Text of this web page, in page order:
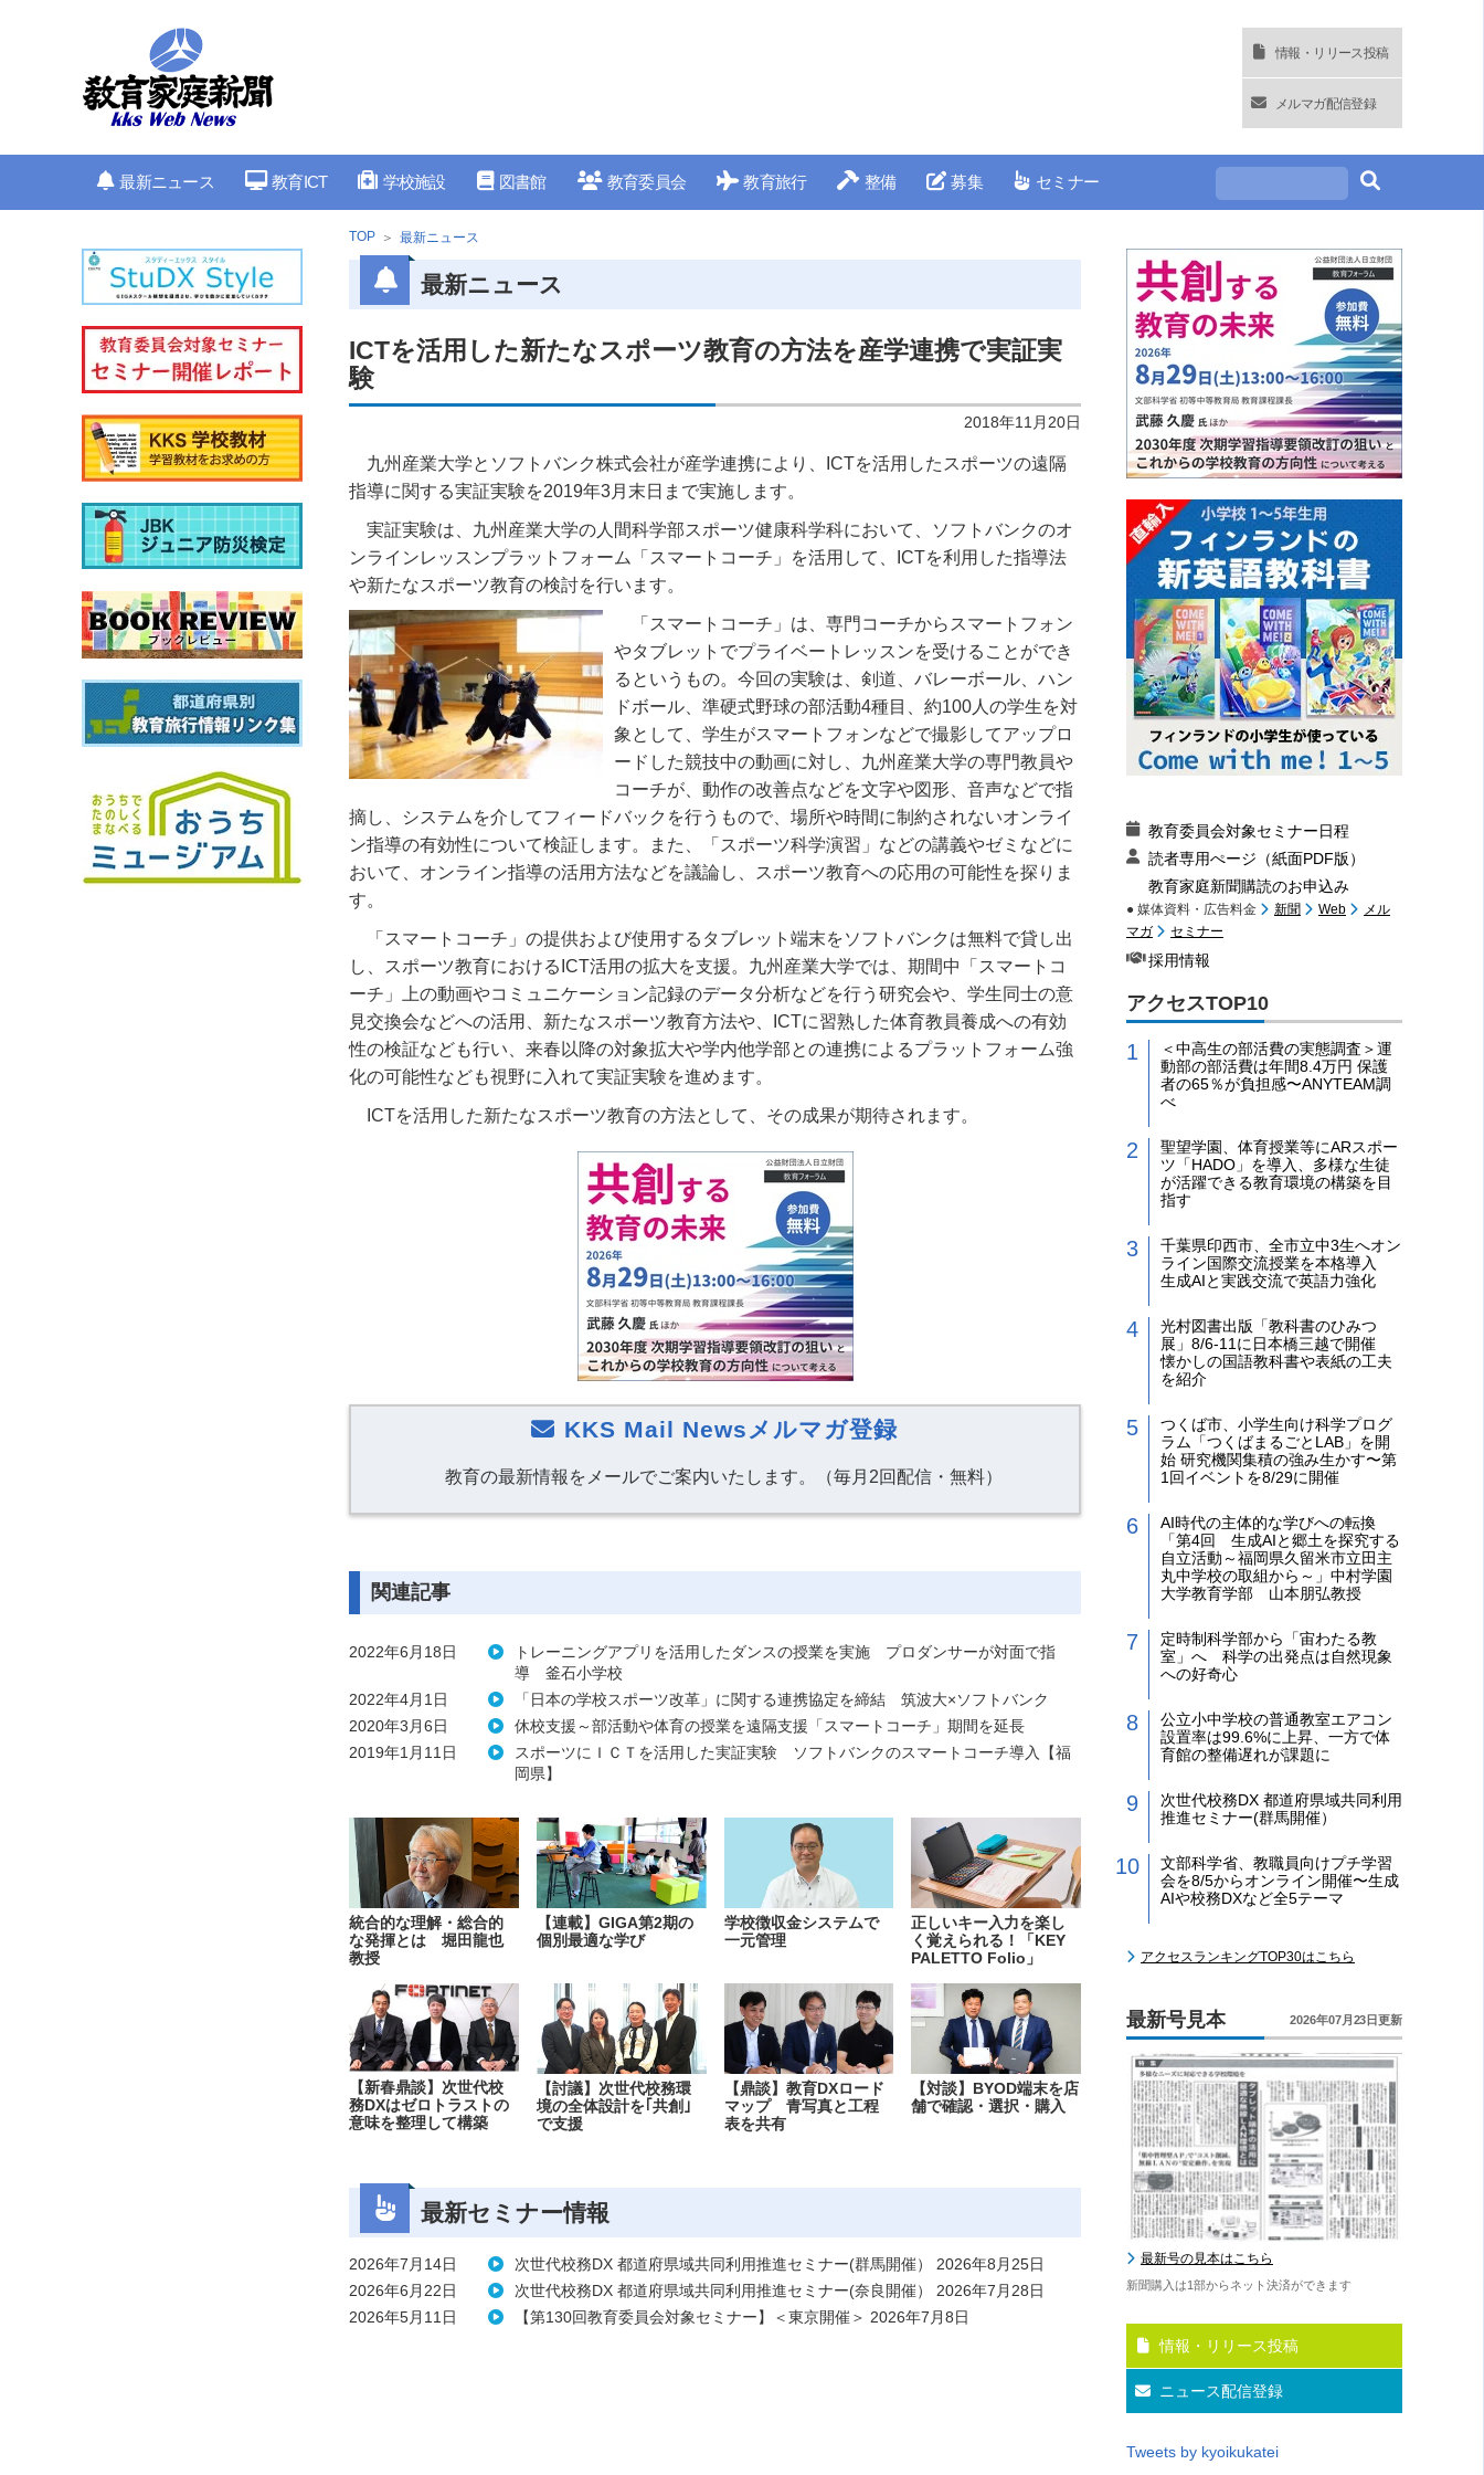
情報・リリース投稿
メルマガ配信登録
最新ニュース 教育ICT 学校施設 図書館 教育委員会 教育旅行 整備 募集 セミナー
TOP 最新ニュース
最新ニュース
ICTを活用した新たなスポーツ教育の方法を産学連携で実証実
験
2018年11月20日
九州産業大学とソフトバンク株式会社が産学連携により、ICTを活用したスポーツの遠隔
指導に関する実証実験を2019年3月末日まで実施します。
実証実験は、九州産業大学の人間科学部スポーツ健康科学科において、ソフトバンクのオ
ンラインレッスンプラットフォーム「スマートコーチ」を活用して、ICTを利用した指導法
や新たなスポーツ教育の検討を行います。
「スマートコーチ」は、専門コーチからスマートフォン
やタブレットでプライベートレッスンを受けることができ
るというもの。今回の実験は、剣道、バレーボール、ハン
ドボール、準硬式野球の部活動4種目、約100人の学生を対
象として、学生がスマートフォンなどで撮影してアップロ
ードした競技中の動画に対し、九州産業大学の専門教員や
コーチが、動作の改善点などを文字や図形、音声などで指
摘し、システムを介してフィードバックを行うもので、場所や時間に制約されないオンライ
ン指導の有効性について検証します。また、「スポーツ科学演習」などの講義やゼミなどに
おいて、オンライン指導の活用方法などを議論し、スポーツ教育への応用の可能性を探りま
す。
「スマートコーチ」の提供および使用するタブレット端末をソフトバンクは無料で貸し出
し、スポーツ教育におけるICT活用の拡大を支援。九州産業大学では、期間中「スマートコ
ーチ」上の動画やコミュニケーション記録のデータ分析などを行う研究会や、学生同士の意
見交換会などへの活用、新たなスポーツ教育方法や、ICTに習熟した体育教員養成への有効
性の検証なども行い、来春以降の対象拡大や学内他学部との連携によるプラットフォーム強
化の可能性なども視野に入れて実証実験を進めます。
ICTを活用した新たなスポーツ教育の方法として、その成果が期待されます。
KKS Mail Newsメルマガ登録
教育の最新情報をメールでご案内いたします。（毎月2回配信・無料）
関連記事
2022年6月18日
トレーニングアプリを活用したダンスの授業を実施 プロダンサーが対面で指
導 釜石小学校
2022年4月1日
「日本の学校スポーツ改革」に関する連携協定を締結 筑波大×ソフトバンク
2020年3月6日
休校支援～部活動や体育の授業を遠隔支援「スマートコーチ」期間を延長
2019年1月11日
スポーツにＩＣＴを活用した実証実験 ソフトバンクのスマートコーチ導入【福
岡県】
統合的な理解・総合的
な発揮とは 堀田龍也
教授
【連載】GIGA第2期の
個別最適な学び
学校徴収金システムで
一元管理
正しいキー入力を楽し
く覚えられる！「KEY
PALETTO Folio」
【新春鼎談】次世代校
務DXはゼロトラストの
意味を整理して構築
【討議】次世代校務環
境の全体設計を｢共創｣
で支援
【鼎談】教育DXロード
マップ 青写真と工程
表を共有
【対談】BYOD端末を店
舗で確認・選択・購入
最新セミナー情報
2026年7月14日
次世代校務DX 都道府県域共同利用推進セミナー(群馬開催） 2026年8月25日
2026年6月22日
次世代校務DX 都道府県域共同利用推進セミナー(奈良開催） 2026年7月28日
2026年5月11日
【第130回教育委員会対象セミナー】＜東京開催＞ 2026年7月8日
教育委員会対象セミナー日程
読者専用ぺージ（紙面PDF版）
教育家庭新聞購読のお申込み
● 媒体資料・広告料金 新聞 Web
メル
マガ
セミナー
採用情報
アクセスTOP10
＜中高生の部活費の実態調査＞運
動部の部活費は年間8.4万円 保護
者の65％が負担感〜ANYTEAM調
べ
聖望学園、体育授業等にARスポー
ツ「HADO」を導入、多様な生徒
が活躍できる教育環境の構築を目
指す
千葉県印西市、全市立中3生へオン
ライン国際交流授業を本格導入
生成AIと実践交流で英語力強化
光村図書出版「教科書のひみつ
展」8/6-11に日本橋三越で開催
懐かしの国語教科書や表紙の工夫
を紹介
つくば市、小学生向け科学プログ
ラム「つくばまるごとLAB」を開
始 研究機関集積の強み生かす〜第
1回イベントを8/29に開催
AI時代の主体的な学びへの転換
「第4回 生成AIと郷土を探究する
自立活動～福岡県久留米市立田主
丸中学校の取組から～」中村学園
大学教育学部 山本朋弘教授
定時制科学部から「宙わたる教
室」へ 科学の出発点は自然現象
への好奇心
公立小中学校の普通教室エアコン
設置率は99.6%に上昇、一方で体
育館の整備遅れが課題に
次世代校務DX 都道府県域共同利用
推進セミナー(群馬開催）
文部科学省、教職員向けプチ学習
会を8/5からオンライン開催〜生成
AIや校務DXなど全5テーマ
アクセスランキングTOP30はこちら
最新号見本 2026年07月23日更新
最新号の見本はこちら
新聞購入は1部からネット決済ができます
情報・リリース投稿
ニュース配信登録
Tweets by kyoikukatei